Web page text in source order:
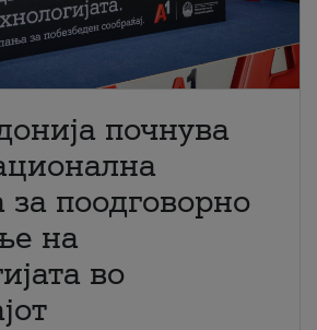
почнува
поодговорно
на
во